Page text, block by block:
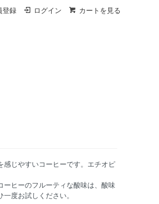
登録 ログイン カートを見る
じやすいコーヒーです。エチオピ
ヒーのフルーティな酸味は、酸味
度お試しください。